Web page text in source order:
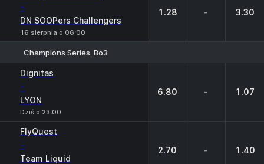
-
DN SOOPers Challengers
16 sierpnia o 06:00
1.28 - 3.30
Champions Series. Bo3
Dignitas
-
LYON
Dziś o 23:00
6.80 - 1.07
FlyQuest
-
Team Liquid
2.70 - 1.40